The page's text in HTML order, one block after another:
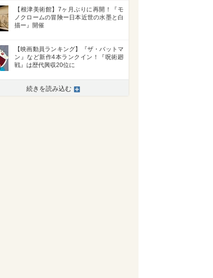
【根津美術館】7ヶ月ぶりに再開！『モ
ノクロームの冒険ー日本近世の水墨と白
描ー』開催
【映画動員ランキング】『ザ・バットマ
ン』など新作4本ランクイン！『呪術廻
戦』は歴代興収20位に
続きを読み込む